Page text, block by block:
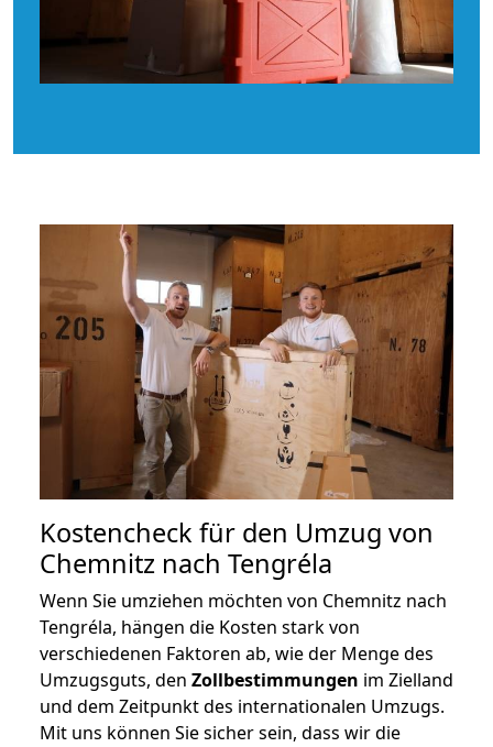
Kostencheck für den Umzug von
Chemnitz nach Tengréla
Wenn Sie umziehen möchten von Chemnitz nach
Tengréla, hängen die Kosten stark von
verschiedenen Faktoren ab, wie der Menge des
Umzugsguts, den Zollbestimmungen im Zielland
und dem Zeitpunkt des internationalen Umzugs.
Mit uns können Sie sicher sein, dass wir die